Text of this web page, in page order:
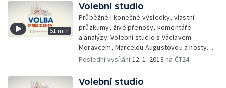
51 min
Volební studio
Průběžné i konečné výsledky, vlastní
průzkumy, živé přenosy, komentáře
a analýzy. Volební studio s Václavem
Moravcem, Marcelou Augustovou a hosty
z řad politiků, sympatizantů, sociologů,
Poslední vysílání12. 1. 2013 na ČT24
Volební studio